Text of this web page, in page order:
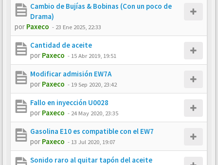
Cambio de Bujías & Bobinas (Con un poco de
Drama)
por Paxeco - 23 Ene 2025, 22:33
Cantidad de aceite
por Paxeco - 15 Abr 2019, 19:51
Modificar admisión EW7A
por Paxeco - 19 Sep 2020, 23:42
Fallo en inyección U0028
por Paxeco - 24 May 2020, 23:35
Gasolina E10 es compatible con el EW7
por Paxeco - 13 Jul 2020, 19:07
Sonido raro al quitar tapón del aceite